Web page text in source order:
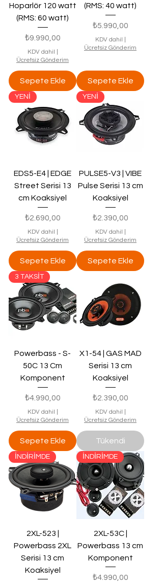
Hoparlör 120 watt
(RMS: 60 watt)
Fiyat
₺9.990,00
KDV dahil
Ücretsiz Gönderim
Sepete Ekle
(RMS: 40 watt)
Fiyat
₺5.990,00
KDV dahil
Ücretsiz Gönderim
Sepete Ekle
YENİ
EDS5-E4 | EDGE
Street Serisi 13
cm Koaksiyel
Fiyat
₺2.690,00
KDV dahil
Ücretsiz Gönderim
Sepete Ekle
YENİ
PULSE5-V3 | VIBE
Pulse Serisi 13 cm
Koaksiyel
Fiyat
₺2.390,00
KDV dahil
Ücretsiz Gönderim
Sepete Ekle
3 TAKSİT
Powerbass - S-
50C 13 Cm
Komponent
Fiyat
₺4.990,00
KDV dahil
Ücretsiz Gönderim
Sepete Ekle
X1-54 | GAS MAD
Serisi 13 cm
Koaksiyel
Fiyat
₺2.390,00
KDV dahil
Ücretsiz Gönderim
Tükendi
İNDİRİMDE
2XL-523 |
Powerbass 2XL
Serisi 13 cm
Koaksiyel
İNDİRİMDE
2XL-53C |
Powerbass 13 cm
Komponent
Fiyat
₺4.990,00